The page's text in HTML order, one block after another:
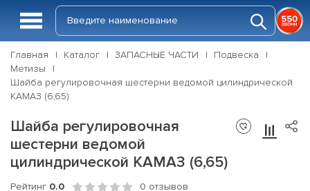
Главная Каталог ЗАПАСНЫЕ ЧАСТИ
Подвеска
Метизы
Шайба регулировочная шестерни ведомой цилиндрической
КАМАЗ (6,65)
Шайба регулировочная
шестерни ведомой
цилиндрической КАМАЗ (6,65)
Рейтинг 0.0 0 отзывов